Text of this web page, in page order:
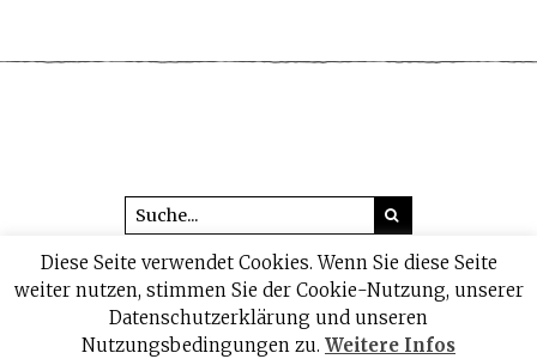
© 2026 headline1.de
IMPRESSUM DATENSCHUTZ
Diese Seite verwendet Cookies. Wenn Sie diese Seite
weiter nutzen, stimmen Sie der Cookie-Nutzung, unserer
Datenschutzerklärung und unseren
Nutzungsbedingungen zu. Weitere Infos